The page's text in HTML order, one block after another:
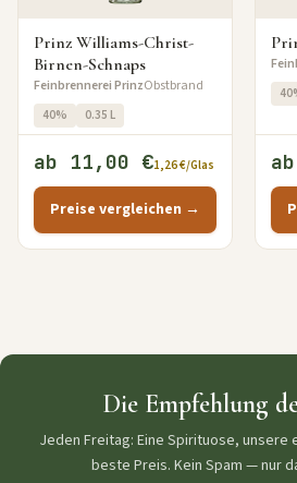
Prinz Williams-Christ-
Birnen-Schnaps
Feinbrennerei PrinzObstbrand
40% 0.35 L
ab 11,00 €1,26 €/Glas
Preise vergleichen →
Die Empfehlung
Jeden Freitag: Eine Spirituose,
beste Preis. Kein Spam — nur